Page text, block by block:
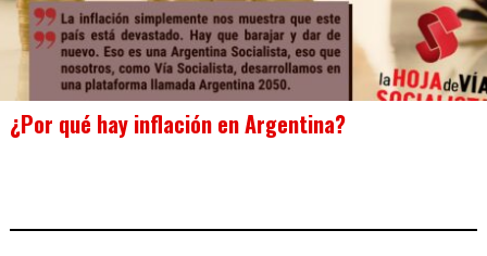
¿Por qué hay inflación en Argentina?